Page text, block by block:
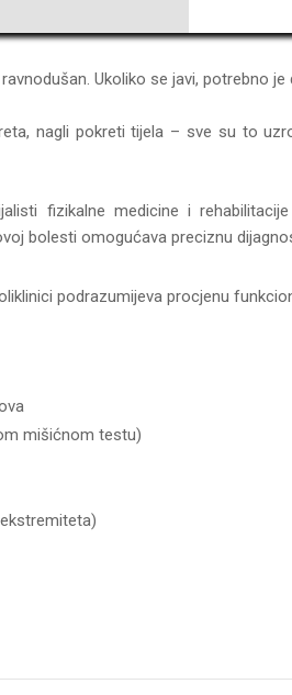
Ukoliko se javi, potrebno
nagli pokreti tijela – sve su to
fizikalne medicine i
bolesti omogućava preciznu
podrazumijeva procjenu
mišićnom testu)